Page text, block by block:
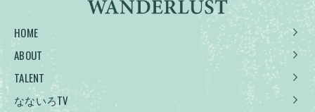
HOME
ABOUT
TALENT
なないろTV